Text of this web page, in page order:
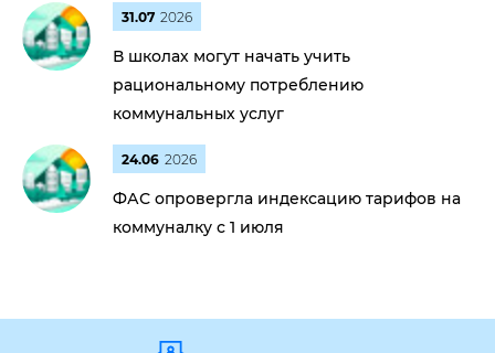
31.07 2026
В школах могут начать учить
рациональному потреблению
коммунальных услуг
24.06 2026
ФАС опровергла индексацию тарифов на
коммуналку с 1 июля